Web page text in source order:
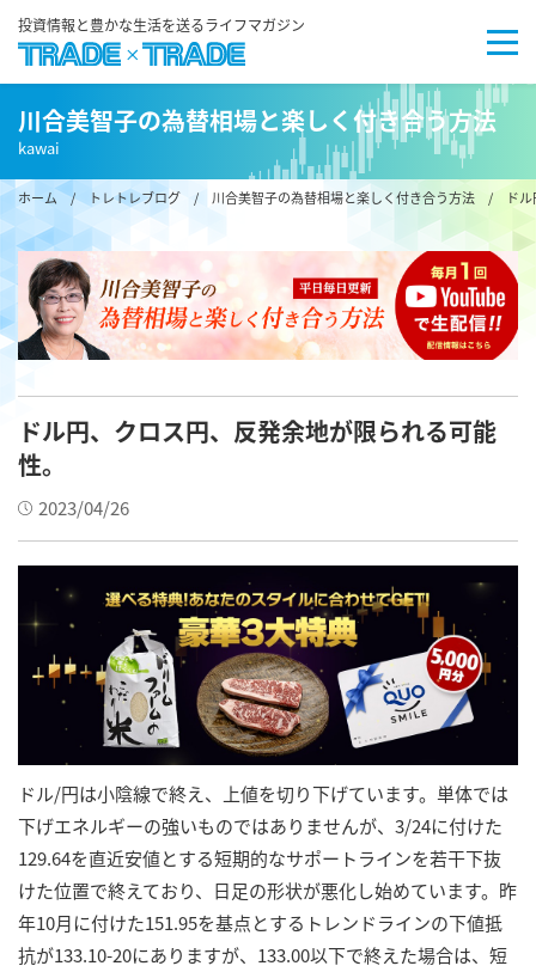
投資情報と豊かな生活を送るライフマガジン
川合美智子の為替相場と楽しく付き合う方法
kawai
ホーム/ トレトレブログ / 川合美智子の為替相場と楽しく付き合う方法 / ドル
ドル円、クロス円、反発余地が限られる可能
性。
2023/04/26
ドル/円は小陰線で終え、上値を切り下げています。単体では
下げエネルギーの強いものではありませんが、3/24に付けた
129.64を直近安値とする短期的なサポートラインを若干下抜
けた位置で終えており、日足の形状が悪化し始めています。昨
年10月に付けた151.95を基点とするトレンドラインの下値抵
抗が133.10-20にありますが、133.00以下で終えた場合は、短